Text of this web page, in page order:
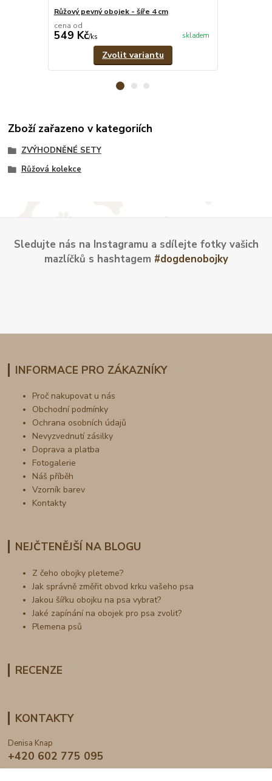
Růžový pevný obojek - šíře 4 cm
cena od
549 Kč/ks skladem
Zvolit variantu
Zboží zařazeno v kategoriích
ZVÝHODNĚNÉ SETY
Růžová kolekce
Sledujte nás na Instagramu a sdílejte fotky vašich
mazlíčků s hashtagem #dogdenobojky
INFORMACE PRO ZÁKAZNÍKY
Proč nakupovat u nás
Obchodní podmínky
Ochrana osobních údajů
Nevyzvednutí zásilky
Doprava a platba
Fotogalerie
Náš příběh
Vzorník barev
Kontakty
NEJČTENĚJŠÍ NA BLOGU
Z čeho obojky pleteme?
Jak správně změřit obvod krku vašeho psa
Jakou šířku obojku na psa vybrat?
Jaké zapínání na obojek pro psa zvolit?
Plemena psů
RECENZE
KONTAKTY
Denisa Knap
+420 602 775 095